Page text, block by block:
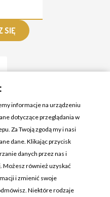
informacje na urządzeniu
dotyczące przeglądania w
Za Twoją zgodą my i nasi
dane. Klikając przycisk
danych przez nas i
Możesz również uzyskać
i zmienić swoje
Niektóre rodzaje